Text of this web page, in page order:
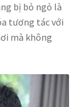
bị bỏ ngỏ là
tương tác với
mà không